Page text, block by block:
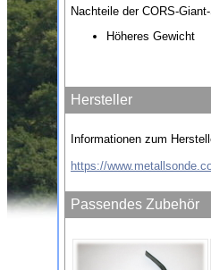
Nachteile der CORS-
Höheres Gewicht
Hersteller
Informationen zum
https://
Passendes Zubehör